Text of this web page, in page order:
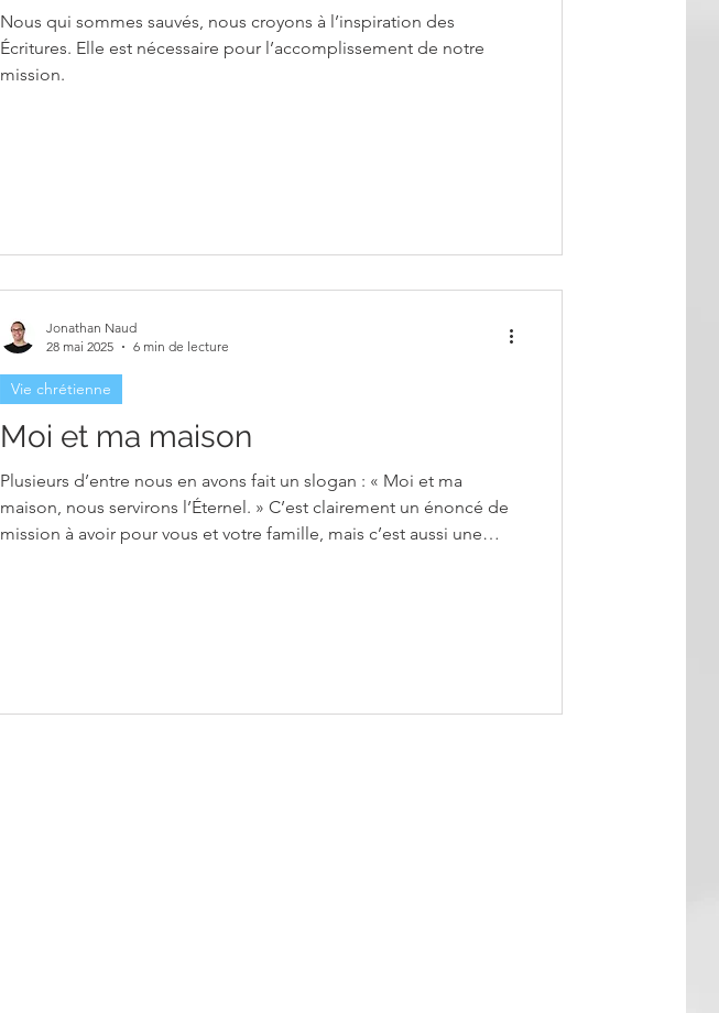
Nous qui sommes sauvés, nous croyons à l’inspiration des
Écritures. Elle est nécessaire pour l’accomplissement de notre
mission.
Moi et ma maison
Plusieurs d’entre nous en avons fait un slogan : « Moi et ma
maison, nous servirons l’Éternel. » C’est clairement un énoncé de
mission à avoir pour vous et votre famille, mais c’est aussi une
Vie chrétienne
Jonathan Naud
28 mai 2025
6 min de lecture